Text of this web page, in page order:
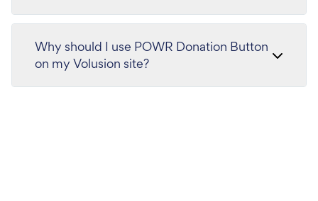
Why should I use POWR Donation Button
on my Volusion site?